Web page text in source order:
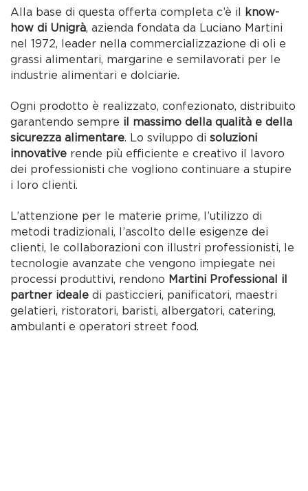
Alla base di questa offerta completa c’è il
know-
how di Unigrà, azienda fondata da Luciano Martini
nel 1972, leader nella commercializzazione di oli e
grassi alimentari, margarine e semilavorati per le
industrie alimentari e dolciarie.
Ogni prodotto è realizzato, confezionato, distribuito
garantendo sempre il massimo della qualità e della
sicurezza alimentare. Lo sviluppo disoluzioni
innovative rende più efficiente e creativo il lavoro
dei professionisti che vogliono continuare a stupire
i loro clienti.
L’attenzione per le materie prime, l’utilizzo di
metodi tradizionali, l’ascolto delle esigenze dei
clienti, le collaborazioni con illustri professionisti, le
tecnologie avanzate che vengono impiegate nei
processi produttivi, rendono Martini Professional il
partner ideale di pasticcieri, panificatori, maestri
gelatieri, ristoratori, baristi, albergatori, catering,
ambulanti e operatori street food.